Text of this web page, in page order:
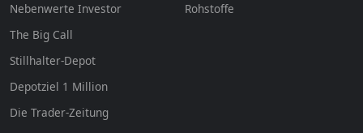
Nebenwerte Investor
The Big Call
Stillhalter-Depot
Depotziel 1 Million
Die Trader-Zeitung
Rohstoffe